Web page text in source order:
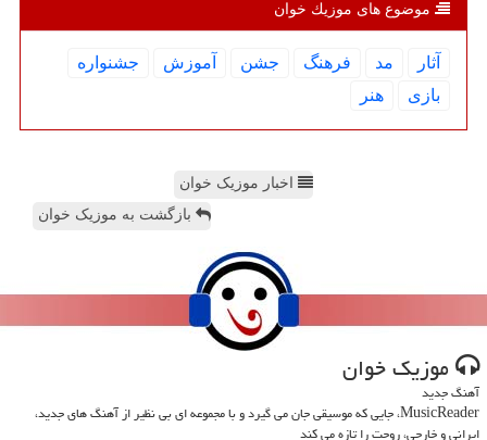
موضوع های موزیك خوان
آثار مد فرهنگ جشن آموزش
جشنواره
بازی
هنر
اخبار موزیک خوان
بازگشت به موزیک خوان
موزیك خوان
آهنگ جدید
MusicReader، جایی که موسیقی جان می گیرد و با مجموعه ای بی نظیر از آهنگ های جدید،
ایرانی و خارجی، روحت را تازه می کند